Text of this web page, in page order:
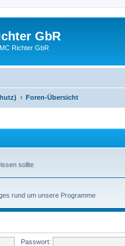
GbR
Richter GbR
Foren-Übersicht
sollte
rund um unsere Programme
Passwort: